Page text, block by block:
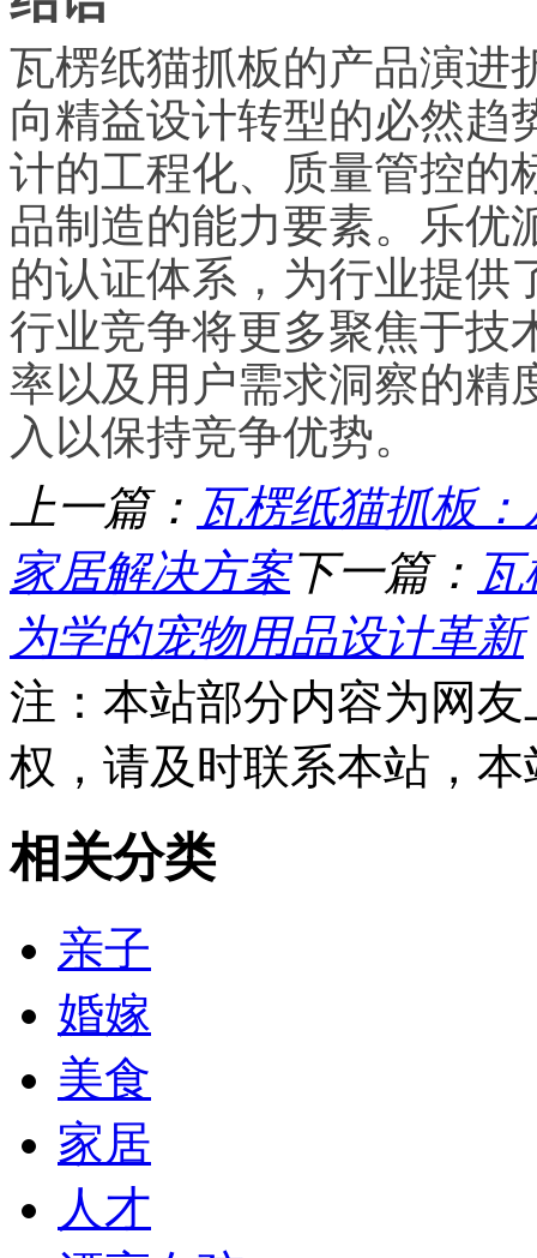
瓦楞纸猫抓板的产品演进
向精益设计转型的必然趋
计的工程化、质量管控的
品制造的能力要素。乐优
的认证体系，为行业提供
行业竞争将更多聚焦于技
率以及用户需求洞察的精
入以保持竞争优势。
上一篇： 瓦楞纸猫抓板
家居解决方案下一篇：
为学的宠物用品设计革新
注：本站部分内容为网
权，请及时联系本站，
相关分类
亲子
婚嫁
美食
家居
人才